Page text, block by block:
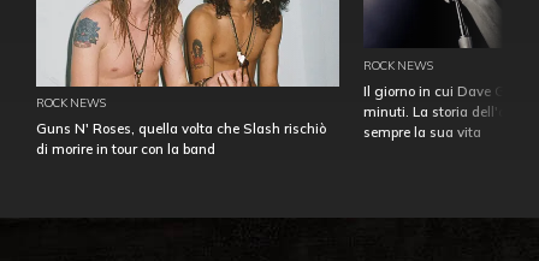
ROCK NEWS
Guns N' Roses, quella volta che Slash rischiò
di morire in tour con la band
ROCK NEWS
Il giorno in cui Dave
minuti. La storia
sempre la sua vita